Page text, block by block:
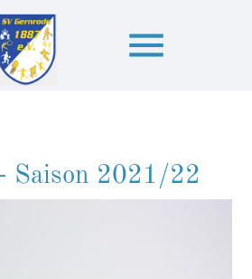
menu
Saison 2021/22